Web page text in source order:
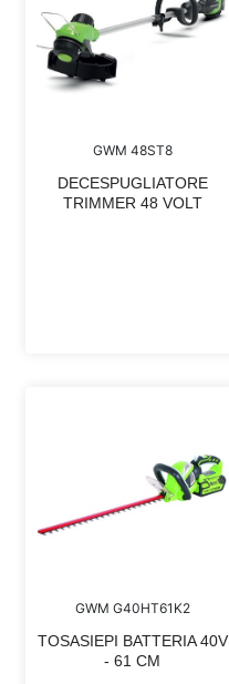
GWM 48ST8
DECESPUGLIATORE
TRIMMER 48 VOLT
GWM G40HT61K2
TOSASIEPI BATTERIA 40V
- 61 CM